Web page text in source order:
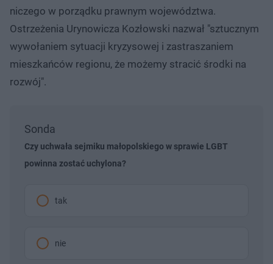
niczego w porządku prawnym województwa.
Ostrzeżenia Urynowicza Kozłowski nazwał "sztucznym
wywołaniem sytuacji kryzysowej i zastraszaniem
mieszkańców regionu, że możemy stracić środki na
rozwój".
Sonda
Czy uchwała sejmiku małopolskiego w sprawie LGBT
powinna zostać uchylona?
tak
nie